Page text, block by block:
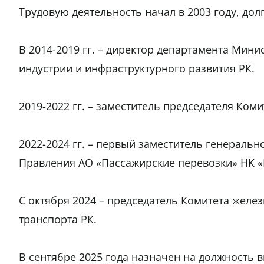
Трудовую деятельность начал в 2003 году,
В 2014-2019 гг. – директор департамента
индустрии и инфраструктурного развития РК.
2019-2022 гг. – заместитель председателя
2022-2024 гг. – первый заместитель
Правления АО «Пассажирские перевозки» НК
С октября 2024 – председатель Комитета
транспорта РК.
В сентябре 2025 года назначен на должность